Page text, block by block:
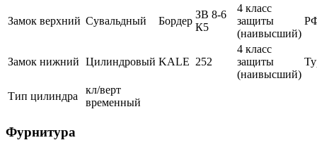
Замок верхний Сувальдный Бордер
ЗВ 8-6
К5
4 класс
защиты
(наивысший)
Замок нижний Цилиндровый KALE 252
4 класс
защиты
(наивысший)
Тип цилиндра
кл/верт
временный
Фурнитура